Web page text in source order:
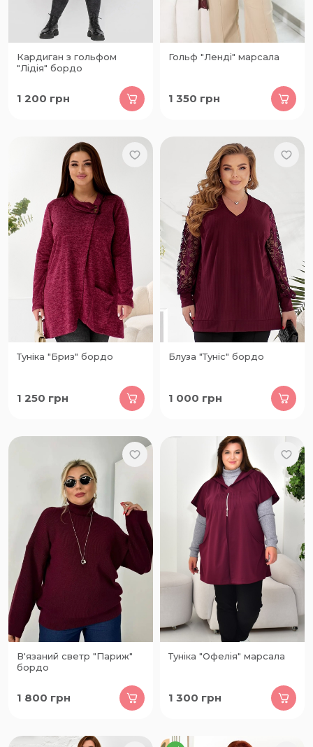
Кардиган з гольфом
"Лідія" бордо
1 200 грн
Гольф "Ленді" марсала
1 350 грн
Туніка "Бриз" бордо
1 250 грн
Блуза "Туніс" бордо
1 000 грн
В'язаний светр "Париж"
бордо
1 800 грн
Туніка "Офелія" марсала
1 300 грн